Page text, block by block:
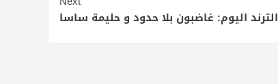
الترند اليوم: غاضبون بلا حدود و حليمة ساسا